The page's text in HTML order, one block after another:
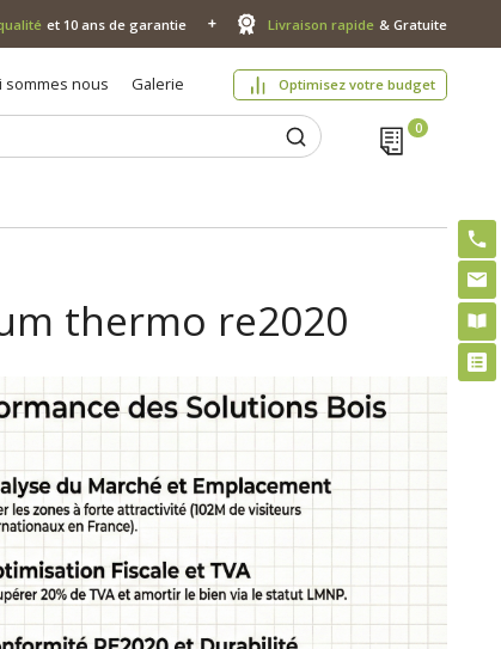
et 10 ans de garantie Livraison rapide & Gratuite
sommes nous Galerie Optimisez votre budget
thermo re2020